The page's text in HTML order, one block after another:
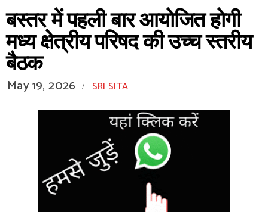
बस्तर में पहली बार आयोजित होगी
मध्य क्षेत्रीय परिषद की उच्च स्तरीय
बैठक
May 19, 2026 / SRI SITA